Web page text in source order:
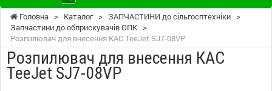
Головна > Каталог > ЗАПЧАСТИНИ до сільгосптехніки >
Запчастини до обприскувачів ОПК >
Розпилювач для внесення КАС TeeJet SJ7-08VP
Розпилювач для внесення КАС
TeeJet SJ7-08VP